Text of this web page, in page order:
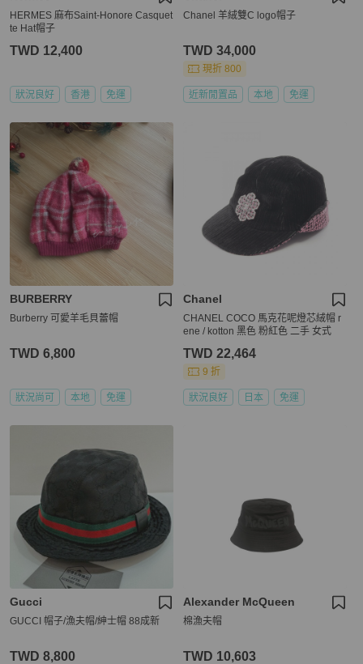
HERMES 麻布Saint-Honore Casquet
te Hat帽子
TWD 12,400
狀況良好 香港 免運
Chanel 羊絨雙C logo帽子
TWD 34,000
現折 800
近新閒置品 本地 免運
BURBERRY
Burberry 可愛羊毛貝蕾帽
TWD 6,800
狀況尚可 本地 免運
Chanel
CHANEL COCO 馬克花呢燈芯絨帽 r
ene / kotton 黑色 粉紅色 二手 女式
TWD 22,464
9 折
狀況良好 日本 免運
Gucci
GUCCI 帽子/漁夫帽/紳士帽 88成新
TWD 8,800
Alexander McQueen
棉漁夫帽
TWD 10,603